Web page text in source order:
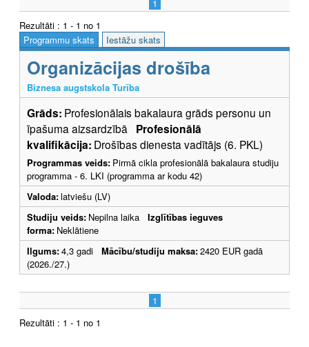
1
Rezultāti : 1 - 1 no 1
Programmu skats
Iestāžu skats
Organizācijas drošība
Biznesa augstskola Turība
Grāds: Profesionālais bakalaura grāds personu un
īpašuma aizsardzībā Profesionālā
kvalifikācija: Drošības dienesta vadītājs (6. PKL)
Programmas veids: Pirmā cikla profesionālā bakalaura studiju
programma - 6. LKI (programma ar kodu 42)
Valoda:latviešu (LV)
Studiju veids: Nepilna laika Izglītības ieguves
forma: Neklātiene
Ilgums:4,3 gadi Mācību/studiju maksa:2420 EUR gadā
(2026./27.)
1
Rezultāti : 1 - 1 no 1